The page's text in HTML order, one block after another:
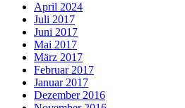
April 2024
Juli 2017
Juni 2017
Mai 2017
März 2017
Februar 2017
Januar 2017
Dezember 2016